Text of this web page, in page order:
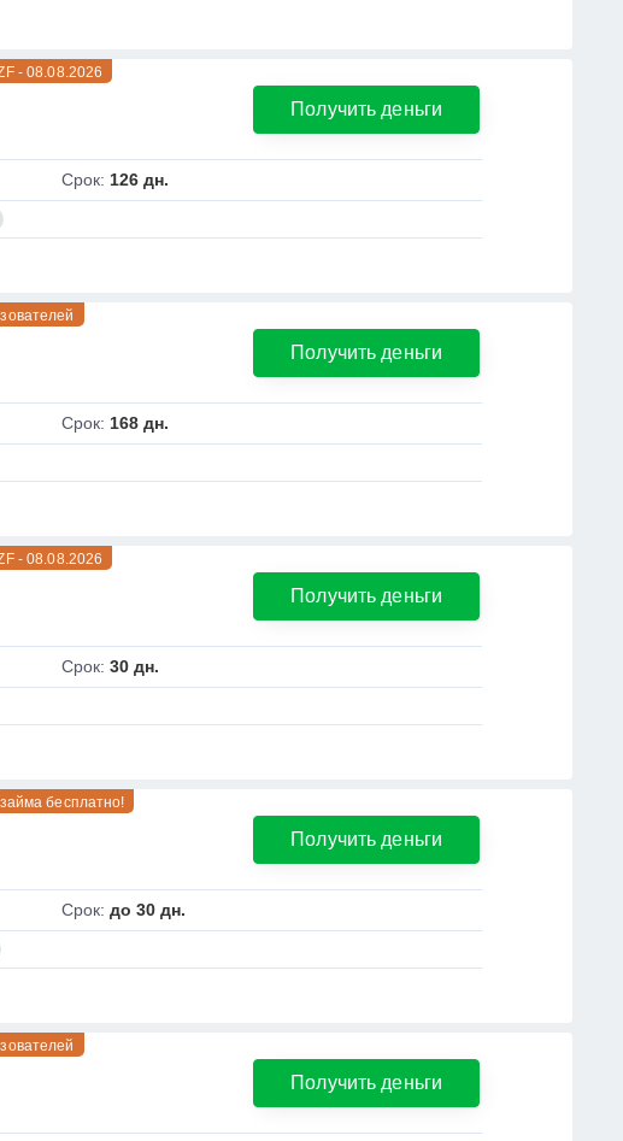
- 08.08.2026
Получить деньги
Срок: 126 дн.
Получить деньги
Срок: 168 дн.
- 08.08.2026
Получить деньги
Срок: 30 дн.
бесплатно!
Получить деньги
Срок: до 30 дн.
Получить деньги